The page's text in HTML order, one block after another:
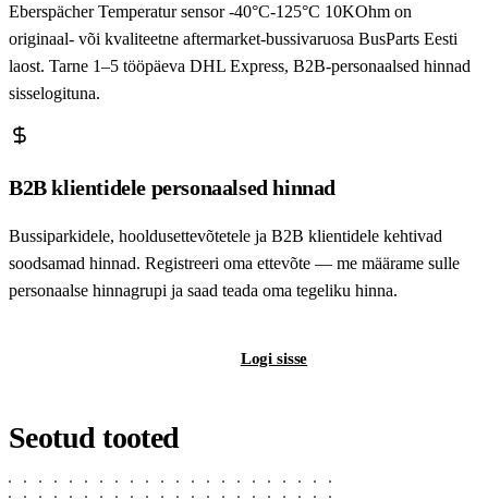
Eberspächer Temperatur sensor -40°C-125°C 10KOhm on
originaal- või kvaliteetne aftermarket-bussivaruosa BusParts Eesti
laost. Tarne 1–5 tööpäeva DHL Express, B2B-personaalsed hinnad
sisselogituna.
B2B klientidele personaalsed hinnad
Bussiparkidele, hooldusettevõtetele ja B2B klientidele kehtivad
soodsamad hinnad. Registreeri oma ettevõte — me määrame sulle
personaalse hinnagrupi ja saad teada oma tegeliku hinna.
Logi sisse
Seotud tooted